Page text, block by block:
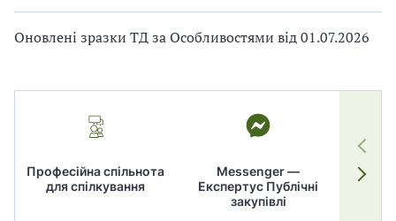
Оновлені зразки ТД за Особливостями від 01.07.2026
Професійна спільнота
для спілкування
Messenger —
Експертус Публічні
закупівлі